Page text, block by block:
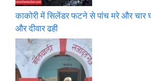
काकोरी में सिलेंडर फटने से पांच मरे और चार
और दीवार ढही